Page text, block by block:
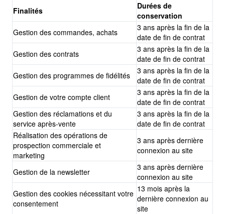
Finalités
Durées de
conservation
Gestion des commandes, achats
3 ans après la fin de la
date de fin de contrat
Gestion des contrats
3 ans après la fin de la
date de fin de contrat
Gestion des programmes de fidélités
3 ans après la fin de la
date de fin de contrat
Gestion de votre compte client
3 ans après la fin de la
date de fin de contrat
Gestion des réclamations et du
service après-vente
3 ans après la fin de la
date de fin de contrat
Réalisation des opérations de
prospection commerciale et
marketing
3 ans après dernière
connexion au site
Gestion de la newsletter
3 ans après dernière
connexion au site
Gestion des cookies nécessitant votre
consentement
13 mois après la
dernière connexion au
site